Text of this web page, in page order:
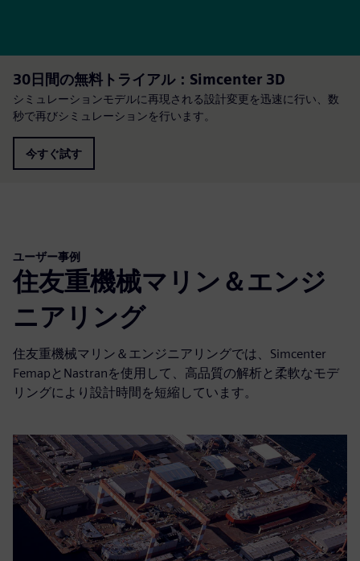
30日間の無料トライアル：Simcenter 3D
シミュレーションモデルに再現される設計変更を迅速に行い、数
秒で再びシミュレーションを行います。
今すぐ試す
ユーザー事例
住友重機械マリン＆エンジ
ニアリング
住友重機械マリン＆エンジニアリングでは、Simcenter
FemapとNastranを使用して、高品質の解析と柔軟なモデ
リングにより設計時間を短縮しています。